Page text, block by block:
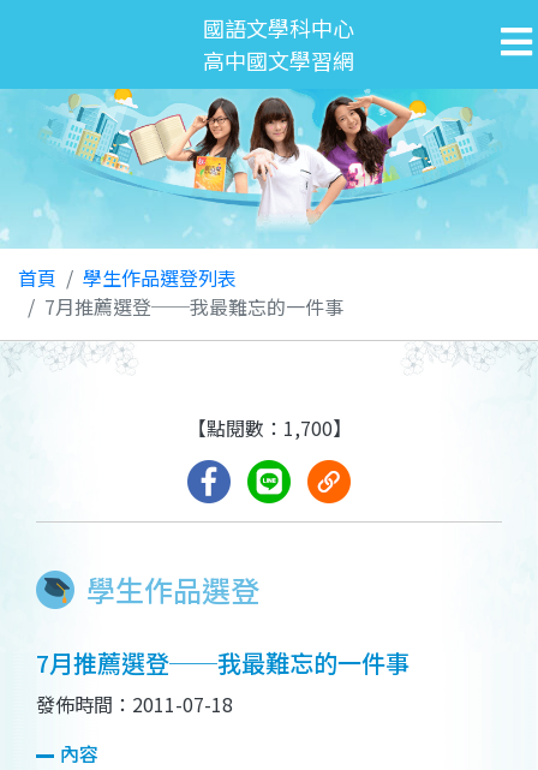
國語文學科中心
高中國文學習網
首頁
學生作品選登列表
7月推薦選登──我最難忘的一件事
學生作品選登
【點閱數：1,700】
7月推薦選登──我最難忘的一件事
發佈時間：2011-07-18
內容